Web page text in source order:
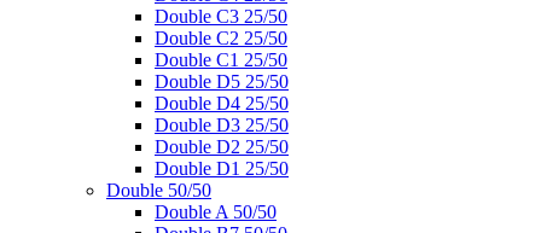
Double C3 25/50
Double C2 25/50
Double C1 25/50
Double D5 25/50
Double D4 25/50
Double D3 25/50
Double D2 25/50
Double D1 25/50
Double 50/50
Double A 50/50